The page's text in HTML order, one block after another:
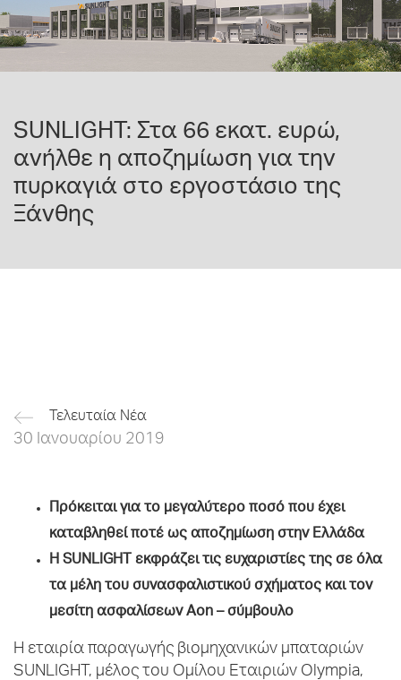
SUNLIGHT: Στα 66 εκατ. ευρώ,
ανήλθε η αποζημίωση για την
πυρκαγιά στο εργοστάσιο της
Ξάνθης
Τελευταία Νέα
30 Ιανουαρίου 2019
Πρόκειται για το μεγαλύτερο ποσό που έχει
καταβληθεί ποτέ ως αποζημίωση στην Ελλάδα
HSUNLIGHT εκφράζει τις ευχαριστίες της σε όλα
τα μέλη του συνασφαλιστικού σχήματος και τον
μεσίτη ασφαλίσεων Aon – σύμβουλο
Η εταιρία παραγωγής βιομηχανικών μπαταριών
SUNLIGHT, μέλος του Ομίλου Εταιριών Olympia,